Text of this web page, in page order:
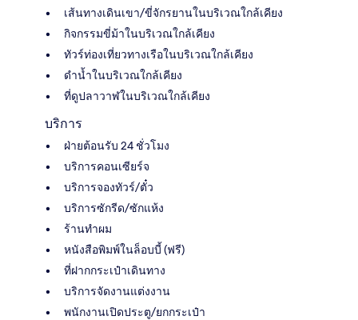
เส้นทางเดินเขา/ขี่จักรยานในบริเวณใกล้เคียง
กิจกรรมขี่ม้าในบริเวณใกล้เคียง
ทัวร์ท่องเที่ยวทางเรือในบริเวณใกล้เคียง
ดำน้ำในบริเวณใกล้เคียง
ที่ดูปลาวาฬในบริเวณใกล้เคียง
บริการ
ฝ่ายต้อนรับ 24 ชั่วโมง
บริการคอนเซียร์จ
บริการจองทัวร์/ตั๋ว
บริการซักรีด/ซักแห้ง
ร้านทำผม
หนังสือพิมพ์ในล็อบบี้ (ฟรี)
ที่ฝากกระเป๋าเดินทาง
บริการจัดงานแต่งงาน
พนักงานเปิดประตู/ยกกระเป๋า